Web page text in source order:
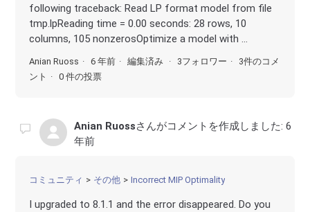
following traceback: Read LP format model from file
tmp.lpReading time = 0.00 seconds: 28 rows, 10
columns, 105 nonzerosOptimize a model with ...
Anian Ruoss 6 年前 編集済み 3フォロワー
3件のコメ
ント
0 件の投票
Anian Ruossさんがコメントを作成しました:6
年前
コミュニティ その他 Incorrect MIP Optimality
I upgraded to 8.1.1 and the error disappeared. Do you